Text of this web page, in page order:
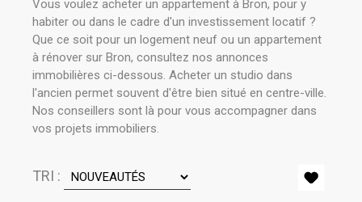
Vous voulez acheter un appartement à Bron, pour y
habiter ou dans le cadre d'un investissement locatif ?
Que ce soit pour un logement neuf ou un appartement
à rénover sur Bron, consultez nos annonces
immobilières ci-dessous. Acheter un studio dans
l'ancien permet souvent d'être bien situé en centre-ville.
Nos conseillers sont là pour vous accompagner dans
vos projets immobiliers.
TRI :